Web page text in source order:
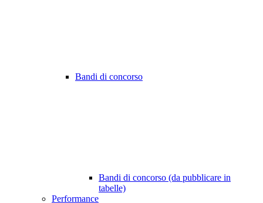
Bandi di concorso
Bandi di concorso (da pubblicare in
tabelle)
Performance